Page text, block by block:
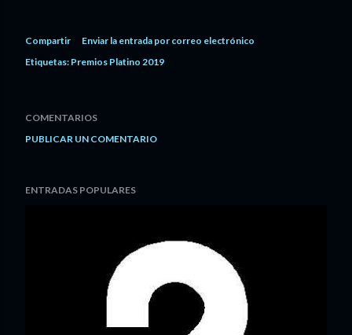
Compartir
Enviar la entrada por correo electrónico
Etiquetas: Premios Platino 2019
COMENTARIOS
PUBLICAR UN COMENTARIO
ENTRADAS POPULARES